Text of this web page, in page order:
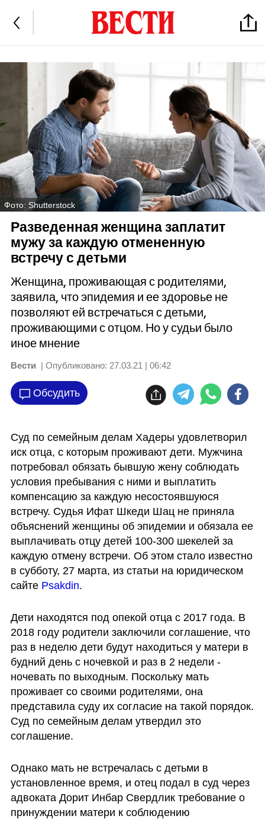
Фото: Shutterstock
Разведенная женщина заплатит
мужу за каждую отмененную
встречу с детьми
Женщина, проживающая с родителями,
заявила, что эпидемия и ее здоровье не
позволяют ей встречаться с детьми,
проживающими с отцом. Но у судьи было
иное мнение
Вести | Опубликовано: 27.03.21 | 06:42
Обсудить
Суд по семейным делам Хадеры удовлетворил
иск отца, с которым проживают дети. Мужчина
потребовал обязать бывшую жену соблюдать
условия пребывания с ними и выплатить
компенсацию за каждую несостоявшуюся
встречу. Судья Ифат Шкеди Шац не приняла
объяснений женщины об эпидемии и обязала ее
выплачивать отцу детей 100-300 шекелей за
каждую отмену встречи. Об этом стало известно
в субботу, 27 марта, из статьи на юридическом
сайте Psakdin.
Дети находятся под опекой отца с 2017 года. В
2018 году родители заключили соглашение, что
раз в неделю дети будут находиться у матери в
будний день с ночевкой и раз в 2 недели -
ночевать по выходным. Поскольку мать
проживает со своими родителями, она
представила суду их согласие на такой порядок.
Суд по семейным делам утвердил это
соглашение.
Однако мать не встречалась с детьми в
установленное время, и отец подал в суд через
адвоката Дорит Инбар Свердлик требование о
принуждении матери к соблюдению